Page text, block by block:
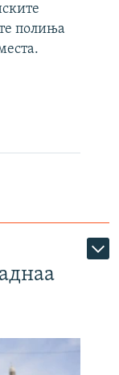
полиња